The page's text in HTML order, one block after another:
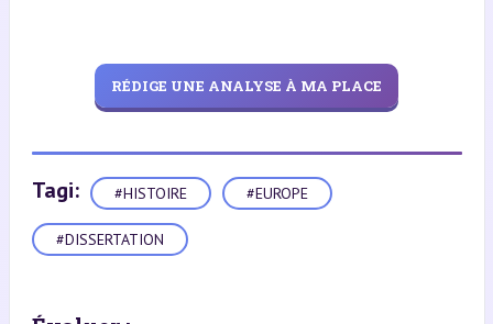
RÉDIGE UNE ANALYSE À MA PLACE
Tagi: #HISTOIRE #EUROPE
#DISSERTATION